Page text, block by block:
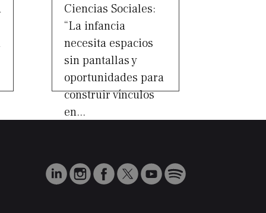
Ciencias Sociales:
“La infancia
necesita espacios
sin pantallas y
oportunidades para
construir vínculos
en...